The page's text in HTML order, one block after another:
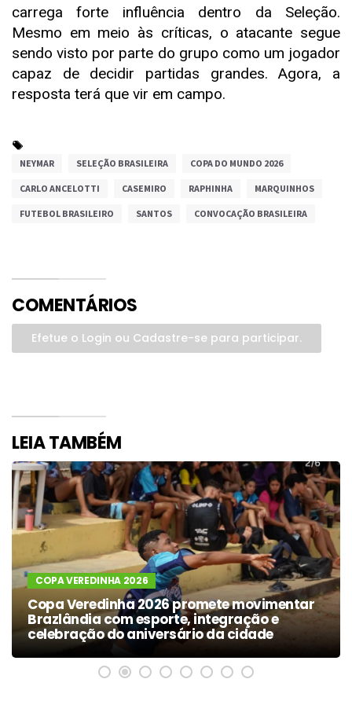
carrega forte influência dentro da Seleção.
Mesmo em meio às críticas, o atacante segue
sendo visto por parte do grupo como um jogador
capaz de decidir partidas grandes. Agora, a
resposta terá que vir em campo.
NEYMAR SELEÇÃO BRASILEIRA COPA DO MUNDO 2026
CARLO ANCELOTTI CASEMIRO RAPHINHA MARQUINHOS
FUTEBOL BRASILEIRO SANTOS CONVOCAÇÃO BRASILEIRA
COMENTÁRIOS
Efetue o Login ou Cadastre-se para participar.
LEIA TAMBÉM
COPA VEREDINHA 2026
Copa Veredinha 2026 promete movimentar
Brazlândia com esporte, integração e
celebração do aniversário da cidade